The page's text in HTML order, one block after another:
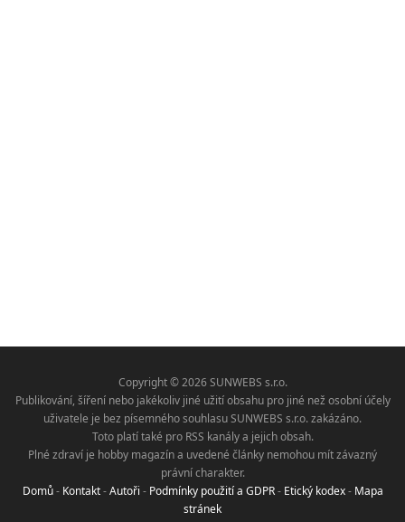
Copyright © 2026 SUNWEBS s.r.o.
Publikování, šíření nebo jakékoliv jiné užití obsahu pro jiné než osobní účely
uživatele je bez písemného souhlasu SUNWEBS s.r.o. zakázáno.
Toto platí také pro RSS kanály a jejich obsah.
Plné zdraví je hobby magazín a uvedené články nemohou mít závazný
právní charakter.
Domů- Kontakt-Autoři - Podmínky použití a GDPR- Etický kodex- Mapa
stránek